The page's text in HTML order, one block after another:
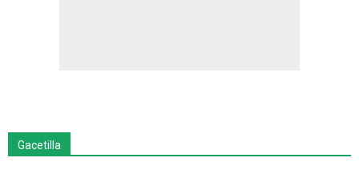
Gacetilla